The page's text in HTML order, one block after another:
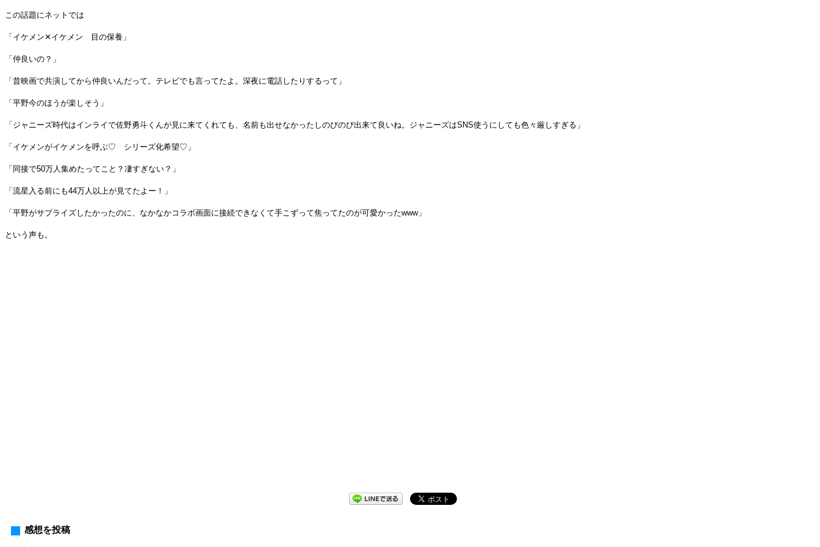
この話題にネットでは
「イケメン✕イケメン 目の保養」
「仲良いの？」
「昔映画で共演してから仲良いんだって。テレビでも言ってたよ。深夜に電話したりするって」
「平野今のほうが楽しそう」
「ジャニーズ時代はインライで佐野勇斗くんが見に来てくれても、名前も出せなかったしのびのび出来て良いね。ジャニーズはSNS使うにしても色々厳しすぎる」
「イケメンがイケメンを呼ぶ♡ シリーズ化希望♡」
「同接で50万人集めたってこと？凄すぎない？」
「流星入る前にも44万人以上が見てたよー！」
「平野がサプライズしたかったのに、なかなかコラボ画面に接続できなくて手こずって焦ってたのが可愛かったwww」
という声も。
感想を投稿